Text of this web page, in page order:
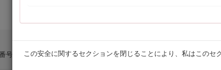
この安全に関するセクションを閉じることにより、私はこのセ
図 1
号の場所：運転席を倒すと見つかる